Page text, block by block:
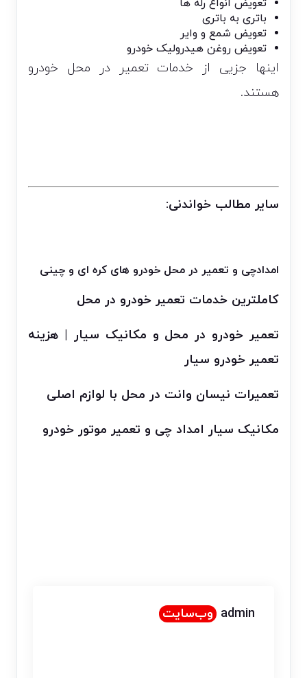
تعویض انواع رله ها
باتری به باتری
تعویض شمع و وایر
تعویض روغن هیدرولیک خودرو
اینها جزیی از خدمات تعمیر در محل خودرو
هستند.
سایر مطالب خواندنی:
امدادچی و تعمیر در محل خودرو های کره ای و چینی
کاملترین خدمات تعمیر خودرو در محل
تعمیر خودرو در محل و مکانیک سیار | هزینه
تعمیر خودرو سیار
تعمیرات نیسان وانت در محل با لوازم اصلی
مکانیک سیار امداد چی و تعمیر موتور خودرو
admin وب‌سایت